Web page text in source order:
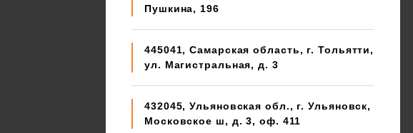
Пушкина, 196
445041, Самарская область, г. Тольятти,
ул. Магистральная, д. 3
432045, Ульяновская обл., г. Ульяновск,
Московское ш, д. 3, оф. 411